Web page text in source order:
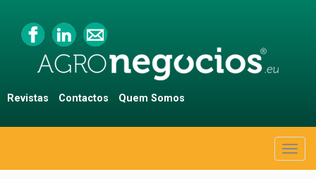
Revistas Contactos Quem Somos